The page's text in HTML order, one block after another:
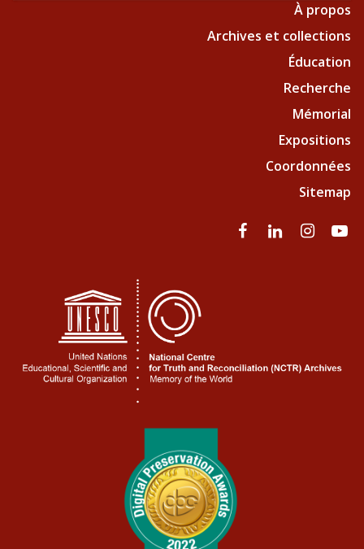
À propos
Archives et collections
Éducation
Recherche
Mémorial
Expositions
Coordonnées
Sitemap